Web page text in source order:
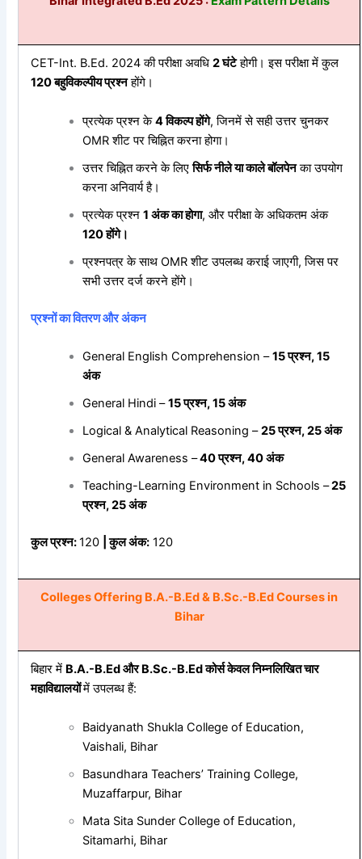
CET-Int. B.Ed. 2024 की परीक्षा अवधि2घंटेहोगी। इस परीक्षा में कुल
120बहुविकल्पीयप्रश्नहोंगे।
प्रत्येक प्रश्न के4विकल्पहोंगे, जिनमें से सही उत्तर चुनकर
OMR शीट पर चिह्नित करना होगा।
उत्तर चिह्नित करने के लिएसिर्फनीलेयाकालेबॉलपेनका उपयोग
करना अनिवार्य है।
प्रत्येक प्रश्न 1 अंककाहोगा, और परीक्षा के अधिकतम अंक
120होंगे।
प्रश्नपत्र के साथ OMR शीट उपलब्ध कराई जाएगी, जिस पर
सभी उत्तर दर्ज करने होंगे।
प्रश्नोंकावितरणऔरअंकन
General English Comprehension –15प्रश्न, 15
अंक
General Hindi –15प्रश्न, 15अंक
Logical & Analytical Reasoning –25प्रश्न, 25अंक
General Awareness –40प्रश्न, 40अंक
Teaching-Learning Environment in Schools –25
प्रश्न, 25अंक
कुलप्रश्न:120 |कुलअंक: 120
Colleges Offering B.A.-B.Ed & B.Sc.-B.Ed Courses in
Bihar
बिहार में B.A.-B.Edऔर B.Sc.-B.Edकोर्सकेवलनिम्नलिखितचार
महाविद्यालयोंमें उपलब्ध हैं:
Baidyanath Shukla College of Education,
Vaishali, Bihar
Basundhara Teachers’ Training College,
Muzaffarpur, Bihar
Mata Sita Sunder College of Education,
Sitamarhi, Bihar